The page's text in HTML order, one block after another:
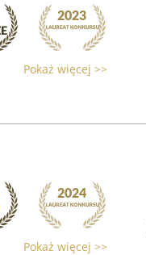
Pokaż więcej >>
Pokaż więcej >>